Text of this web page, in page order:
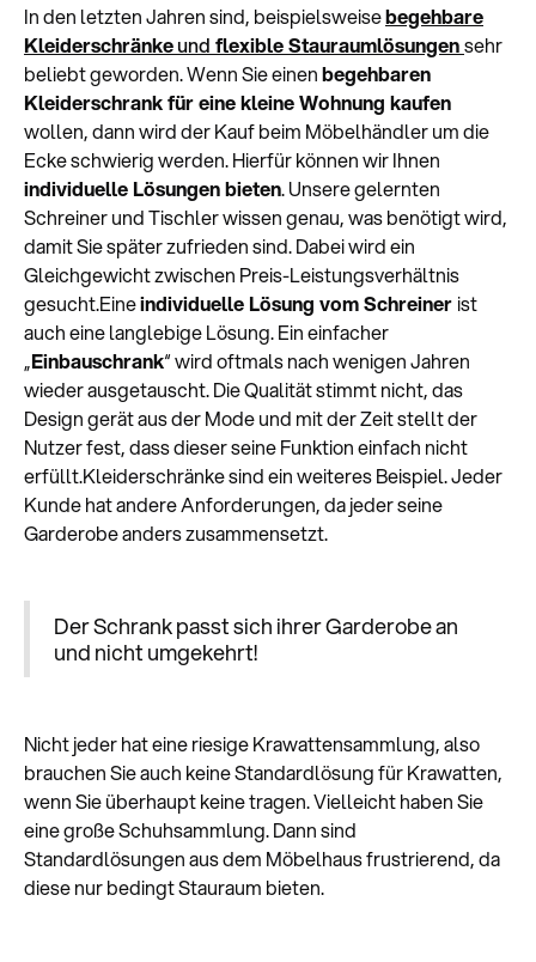
In den letzten Jahren sind, beispielsweisebegehbare
Kleiderschränkeund flexible Stauraumlösungensehr
beliebt geworden. Wenn Sie einenbegehbaren
Kleiderschrank für eine kleine Wohnung kaufen
wollen, dann wird der Kauf beim Möbelhändler um die
Ecke schwierig werden. Hierfür können wir Ihnen
individuelle Lösungen bieten. Unsere gelernten
Schreiner und Tischler wissen genau, was benötigt wird,
damit Sie später zufrieden sind. Dabei wird ein
Gleichgewicht zwischen Preis-Leistungsverhältnis
gesucht.Eineindividuelle Lösung vom Schreiner ist
auch eine langlebige Lösung. Ein einfacher
„Einbauschrank“ wird oftmals nach wenigen Jahren
wieder ausgetauscht. Die Qualität stimmt nicht, das
Design gerät aus der Mode und mit der Zeit stellt der
Nutzer fest, dass dieser seine Funktion einfach nicht
erfüllt.Kleiderschränke sind ein weiteres Beispiel. Jeder
Kunde hat andere Anforderungen, da jeder seine
Garderobe anders zusammensetzt.
Der Schrank passt sich ihrer Garderobe an
und nicht umgekehrt!
Nicht jeder hat eine riesige Krawattensammlung, also
brauchen Sie auch keine Standardlösung für Krawatten,
wenn Sie überhaupt keine tragen. Vielleicht haben Sie
eine große Schuhsammlung. Dann sind
Standardlösungen aus dem Möbelhaus frustrierend, da
diese nur bedingt Stauraum bieten.